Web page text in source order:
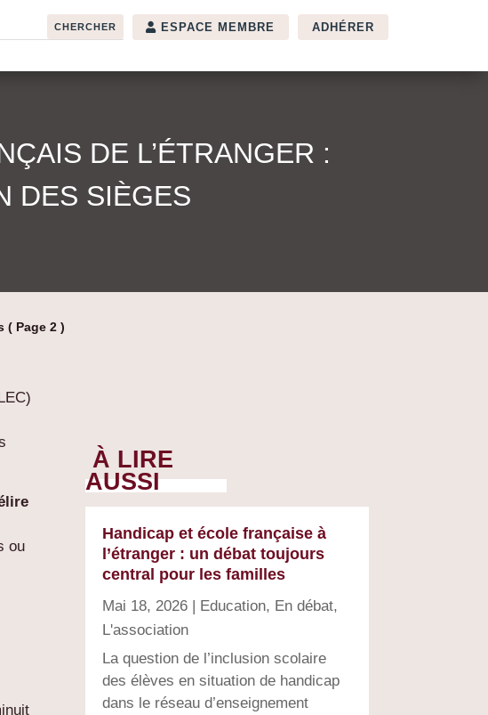
ESPACE MEMBRE ADHÉRER
DE L’ÉTRANGER :
DES SIÈGES
( Page 2 )
ou
À LIRE
AUSSI
Handicap et école française à
l’étranger : un débat toujours
central pour les familles
Mai 18, 2026| Education, En débat,
L'association
La question de l’inclusion scolaire
des élèves en situation de handicap
dans le réseau d’enseignement